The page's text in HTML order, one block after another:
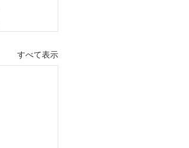
すべて表示